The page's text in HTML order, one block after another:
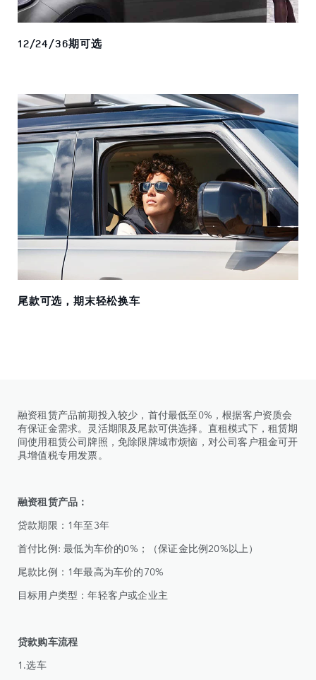
12/24/36期可选
尾款可选，期末轻松换车
融资租赁产品前期投入较少，首付最低至0%，根据客户资质会
有保证金需求。灵活期限及尾款可供选择。直租模式下，租赁期
间使用租赁公司牌照，免除限牌城市烦恼，对公司客户租金可开
具增值税专用发票。
融资租赁产品：
贷款期限：1年至3年
首付比例: 最低为车价的0%；（保证金比例20%以上）
尾款比例：1年最高为车价的70%
目标用户类型：年轻客户或企业主
贷款购车流程
1.选车